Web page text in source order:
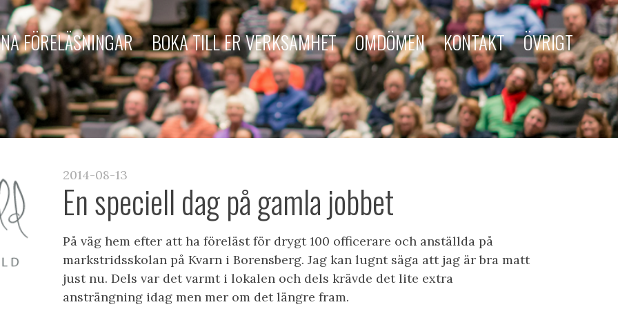
FÖRELÄSNINGAR BOKA TILL ER VERKSAMHET OMDÖMEN KONTAKT ÖVRIGT
2014-08-13
En speciell dag på gamla jobbet
På väg hem efter att ha föreläst för drygt 100 officerare och anställda på
markstridsskolan på Kvarn i Borensberg. Jag kan lugnt säga att jag är bra matt
just nu. Dels var det varmt i lokalen och dels krävde det lite extra
ansträngning idag men mer om det längre fram.